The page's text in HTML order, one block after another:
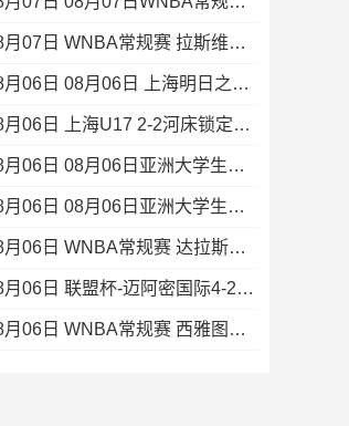
2026年08月07日 WNBA常规赛 拉斯维加斯王牌 86 - 84 印第安纳狂热 全场集锦
2026年08月06日 08月06日 上海明日之星冠军杯小组赛A组第3轮 中国男足U17vs拜耳04勒沃库森U17 进球
2026年08月06日 上海U17 2-2河床锁定B组第1 吕孟洋点射阿布力米破门 将战A组第2
2026年08月06日 08月06日亚洲大学生篮球联赛8强赛 北京大学 77 - 79 上海交通大学 集锦
2026年08月06日 08月06日亚洲大学生篮球联赛8强赛 延世大学 67 - 72 政治大学 集锦
2026年08月06日 WNBA常规赛 达拉斯飞翼 92 - 96 华盛顿神秘人 全场集锦
2026年08月06日 联盟杯-迈阿密国际4-2圣路易斯 梅西2射1传 阿伦助攻戴帽
2026年08月06日 WNBA常规赛 西雅图风暴 86 - 92 纽约自由人 全场集锦